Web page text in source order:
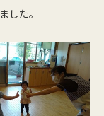
した。